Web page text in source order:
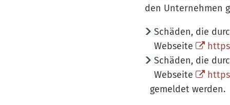
den Unternehmen
Schäden, die
Webseite
Schäden, die
Webseite
gemeldet werden.